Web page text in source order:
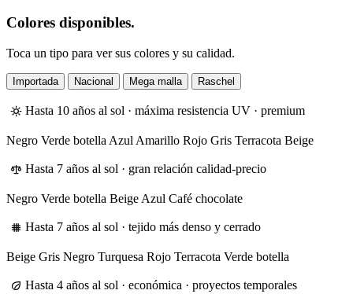
Colores disponibles.
Toca un tipo para ver sus colores y su calidad.
Importada Nacional Mega malla Raschel
Hasta 10 años al sol · máxima resistencia UV · premium
Negro Verde botella Azul Amarillo Rojo Gris Terracota Beige
Hasta 7 años al sol · gran relación calidad-precio
Negro Verde botella Beige Azul Café chocolate
Hasta 7 años al sol · tejido más denso y cerrado
Beige Gris Negro Turquesa Rojo Terracota Verde botella
Hasta 4 años al sol · económica · proyectos temporales